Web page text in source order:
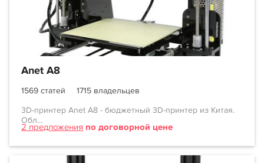
Anet A8
1569 статей
1715 владельцев
3D-принтер Anet A8 - бюджетный 3D-принтер из Китая.
Обл...
2 предложения по договорной цене